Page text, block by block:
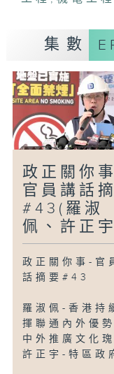
集數
政正關你
官員講話
#43(羅淑
佩、許正
政正關你事-官
話摘要#43
羅淑佩-香港持
揮聯通內外優勢
中外推廣文化瑰
許正宇-特區政